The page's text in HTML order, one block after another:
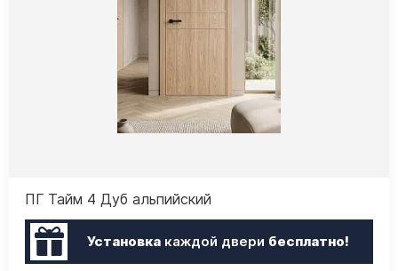
ПГ Тайм 4 Дуб альпийский
Установкакаждой двери бесплатно!